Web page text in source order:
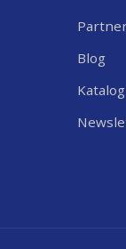
Blog
Katalog